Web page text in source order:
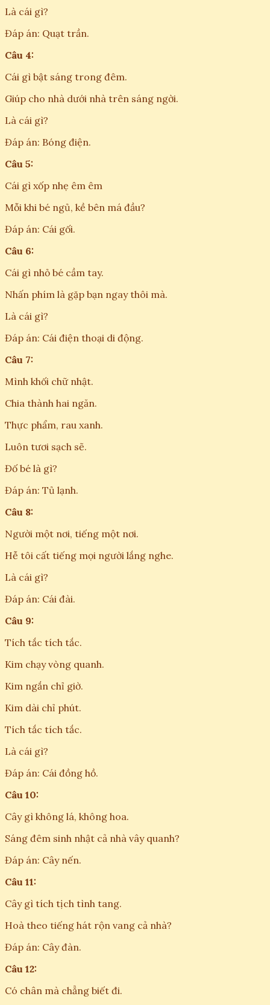
Là cái gì?
Đáp án: Quạt trần.
Câu 4:
Cái gì bật sáng trong đêm.
Giúp cho nhà dưới nhà trên sáng ngời.
Là cái gì?
Đáp án: Bóng điện.
Câu 5:
Cái gì xốp nhẹ êm êm
Mỗi khi bé ngủ, kề bên má đầu?
Đáp án: Cái gối.
Câu 6:
Cái gì nhỏ bé cầm tay.
Nhấn phím là gặp bạn ngay thôi mà.
Là cái gì?
Đáp án: Cái điện thoại di động.
Câu 7:
Mình khối chữ nhật.
Chia thành hai ngăn.
Thực phẩm, rau xanh.
Luôn tươi sạch sẽ.
Đố bé là gì?
Đáp án: Tủ lạnh.
Câu 8:
Người một nơi, tiếng một nơi.
Hễ tôi cất tiếng mọi người lắng nghe.
Là cái gì?
Đáp án: Cái đài.
Câu 9:
Tích tắc tích tắc.
Kim chạy vòng quanh.
Kim ngắn chỉ giờ.
Kim dài chỉ phút.
Tích tắc tích tắc.
Là cái gì?
Đáp án: Cái đồng hồ.
Câu 10:
Cây gì không lá, không hoa.
Sáng đêm sinh nhật cả nhà vây quanh?
Đáp án: Cây nến.
Câu 11:
Cây gì tích tịch tình tang.
Hoà theo tiếng hát rộn vang cả nhà?
Đáp án: Cây đàn.
Câu 12:
Có chân mà chẳng biết đi.